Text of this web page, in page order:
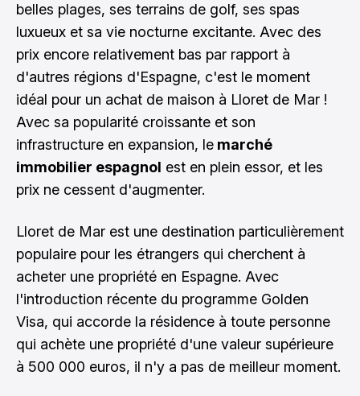
belles plages, ses terrains de golf, ses spas
luxueux et sa vie nocturne excitante. Avec des
prix encore relativement bas par rapport à
d'autres régions d'Espagne, c'est le moment
idéal pour un achat de maison à Lloret de Mar !
Avec sa popularité croissante et son
infrastructure en expansion, le marché
immobilier espagnol est en plein essor, et les
prix ne cessent d'augmenter.
Lloret de Mar est une destination particulièrement
populaire pour les étrangers qui cherchent à
acheter une propriété en Espagne. Avec
l'introduction récente du programme Golden
Visa, qui accorde la résidence à toute personne
qui achète une propriété d'une valeur supérieure
à 500 000 euros, il n'y a pas de meilleur moment.